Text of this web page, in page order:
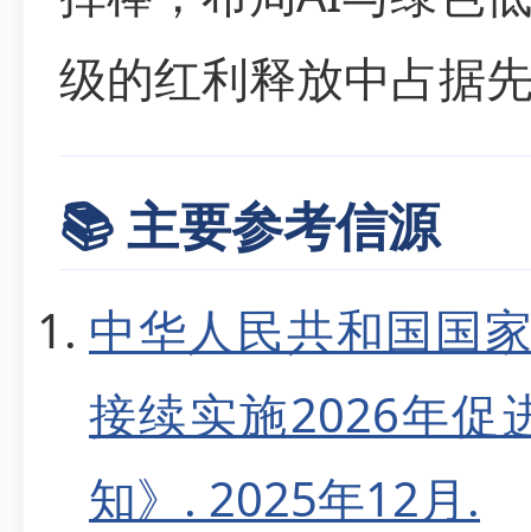
级的红利释放中占据
📚 主要参考信源
中华人民共和国国
接续实施2026年促
知》. 2025年12月.